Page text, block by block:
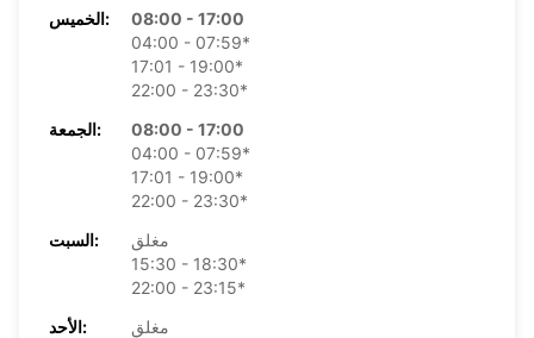
الخميس:
08:00 - 17:00
04:00 - 07:59*
17:01 - 19:00*
22:00 - 23:30*
الجمعة:
08:00 - 17:00
04:00 - 07:59*
17:01 - 19:00*
22:00 - 23:30*
السبت:
مغلق
15:30 - 18:30*
22:00 - 23:15*
الأحد:
مغلق